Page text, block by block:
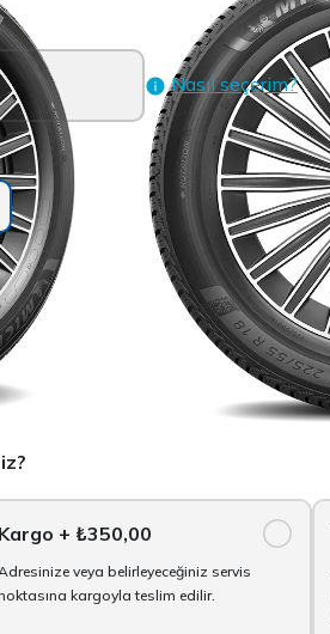
Nasıl seçerim?
Kargo + ₺350,00
veya belirleyeceğiniz servis
kargoyla teslim edilir.